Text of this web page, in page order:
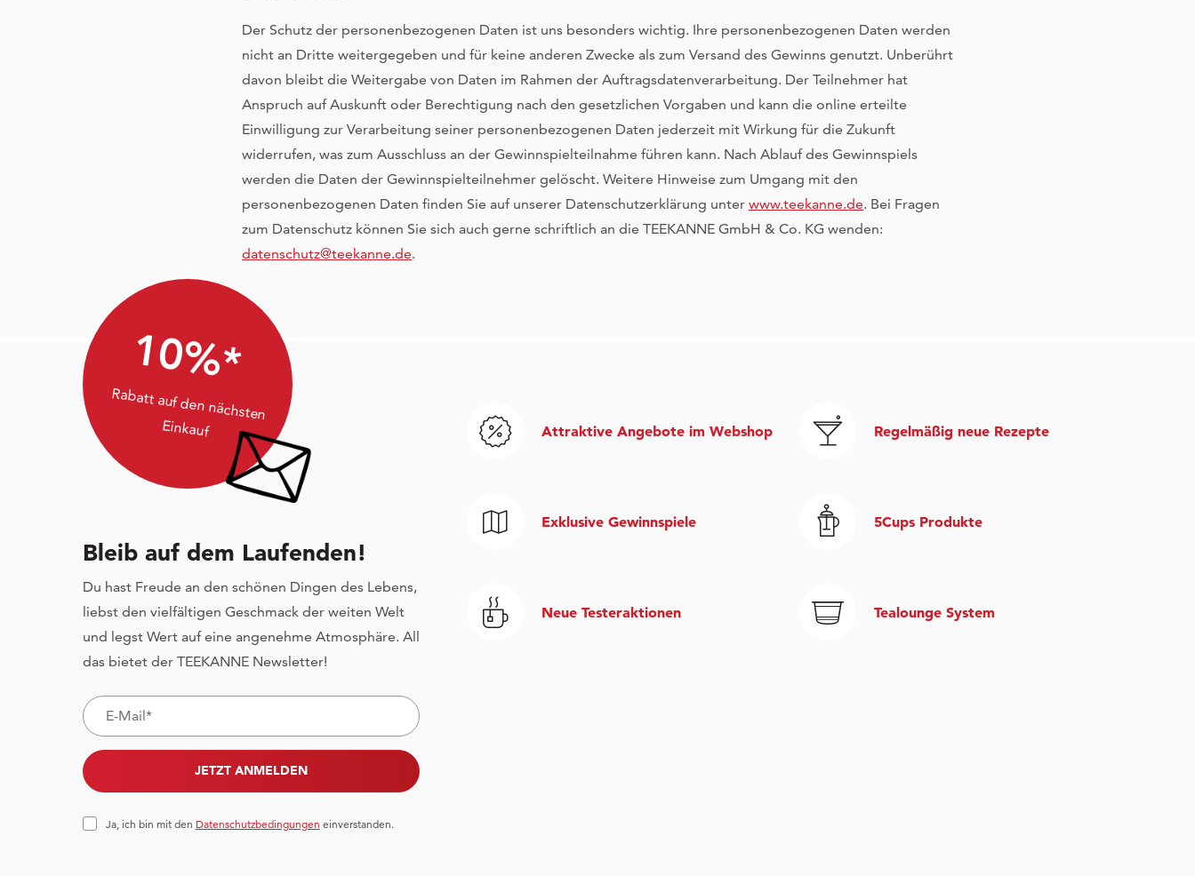
Der Schutz der personenbezogenen Daten ist uns besonders wichtig. Ihre personenbezogenen Daten werden
nicht an Dritte weitergegeben und für keine anderen Zwecke als zum Versand des Gewinns genutzt. Unberührt
davon bleibt die Weitergabe von Daten im Rahmen der Auftragsdatenverarbeitung. Der Teilnehmer hat
Anspruch auf Auskunft oder Berechtigung nach den gesetzlichen Vorgaben und kann die online erteilte
Einwilligung zur Verarbeitung seiner personenbezogenen Daten jederzeit mit Wirkung für die Zukunft
widerrufen, was zum Ausschluss an der Gewinnspielteilnahme führen kann. Nach Ablauf des Gewinnspiels
werden die Daten der Gewinnspielteilnehmer gelöscht. Weitere Hinweise zum Umgang mit den
personenbezogenen Daten finden Sie auf unserer Datenschutzerklärung unter www.teekanne.de. Bei Fragen
zum Datenschutz können Sie sich auch gerne schriftlich an die TEEKANNE GmbH & Co. KG wenden:
datenschutz@teekanne.de.
10%*
Rabatt auf den nächsten
Einkauf
Bleib auf dem Laufenden!
Du hast Freude an den schönen Dingen des Lebens,
liebst den vielfältigen Geschmack der weiten Welt
und legst Wert auf eine angenehme Atmosphäre. All
das bietet der TEEKANNE Newsletter!
JETZT ANMELDEN
Ja, ich bin mit den Datenschutzbedingungen einverstanden.
Attraktive Angebote im Webshop
Exklusive Gewinnspiele
Neue Testeraktionen
Regelmäßig neue Rezepte
5Cups Produkte
Tealounge System